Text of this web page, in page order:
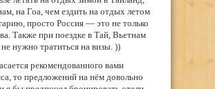
на Гоа, чем ездить на отдых летом
просто Россия — это не только
Также при поездке в Тай, Вьетнам
нужно тратиться на визы. ))
рекомендованного вами
то предложений на нём довольно